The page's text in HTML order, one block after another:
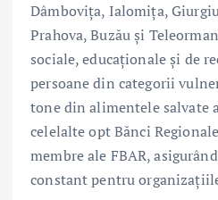
Dâmbovița, Ialomița,
Prahova, Buzău și
sociale, educaționale și de
persoane din categorii
tone din alimentele salvate
celelalte opt Bănci
membre ale FBAR,
constant pentru